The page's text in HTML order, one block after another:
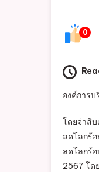
0
องค์การ
โดยจ่าสิ
ลดโลกร้
ลดโลกร้
2567 โด